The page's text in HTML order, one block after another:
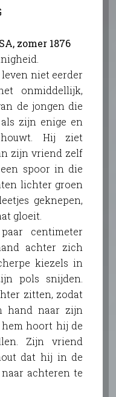
zomer 1876
niet eerder
onmiddellijk,
de jongen die
zijn enige en
Hij ziet
zijn vriend zelf
spoor in die
lichter groen
geknepen,
gloeit.
centimeter
achter zich
kiezels in
pols snijden.
zitten, zodat
hand naar zijn
hoort hij de
Zijn vriend
dat hij in de
achteren te